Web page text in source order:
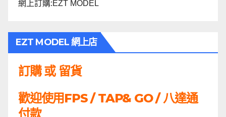
網上訂購:EZT MODEL
EZT MODEL 網上店
訂購 或 留貨
歡迎使用FPS / TAP& GO / 八達通
付款